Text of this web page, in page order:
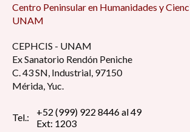
Centro Peninsular en Humanidades y
UNAM
CEPHCIS - UNAM
Ex Sanatorio Rendón Peniche
C. 43 SN, Industrial, 97150
Mérida, Yuc.
Tel.:
+52 (999) 922 8446 al 49
Ext: 1203